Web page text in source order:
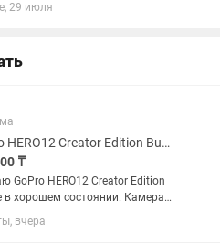
всё необходимое. Цена —
29 июля
GoPro HERO12 Creator Edition Bundle
₸
GoPro HERO12 Creator Edition
в хорошем состоянии. Камера
исправна, работает без
Есть небольшая царапина
вчера